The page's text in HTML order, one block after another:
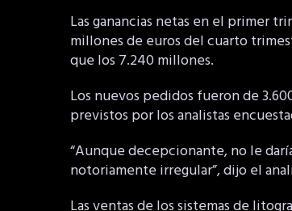
Las ganancias netas en el primer
millones de euros del cuarto
que los 7.240 millones.
Los nuevos pedidos fueron de
previstos por los analistas
“Aunque decepcionante, no le
notoriamente irregular”, dijo el